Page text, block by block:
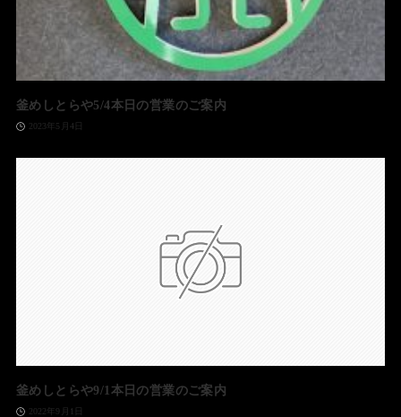
釜めしとらや5/4本日の営業のご案内
2023年5月4日
釜めしとらや9/1本日の営業のご案内
2022年9月1日